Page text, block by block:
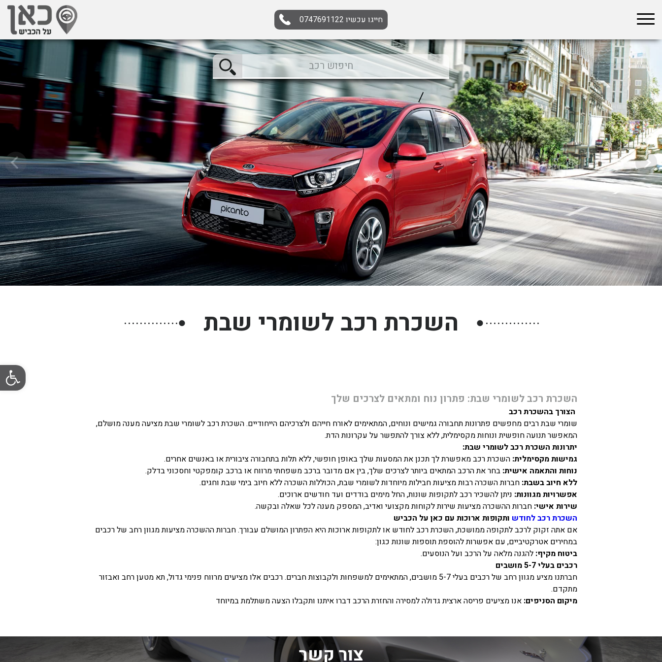
פתח
חייגו עכשיו 0747691122
בחר תתקטגוריה בחר מיקום
הכל
צפון
מרכז
דרום
במרכז
בצפון
בירושלים
ירושלים
בחיפה
חיפה
באשדוד
בפתח תקווה
בנתניה
● השכרת רכב לשומרי שבת ●
השכרת רכב לשומרי שבת: פתרון נוח ומתאים לצרכים שלך
הצורך בהשכרת רכב
שומרי שבת רבים מחפשים פתרונות תחבורה גמישים ונוחים, המתאימים לאורח חייהם ולצרכיהם הייחודיים. השכרת רכב לשומרי שבת מציעה מענה מושלם,
המאפשר תנועה חופשית ונוחות מקסימלית, ללא צורך להתפשר על עקרונות הדת.
יתרונות השכרת רכב לשומרי שבת:
גמישות מקסימלית: השכרת רכב מאפשרת לך תכנן את המסעות שלך באופן חופשי, ללא תלות בתחבורה ציבורית או באנשים אחרים.
נוחות והתאמה אישית: בחר את הרכב המתאים ביותר לצרכים שלך, בין אם מדובר ברכב משפחתי מרווח או ברכב קומפקטי וחסכוני בדלק.
ללא חיוב בשבת: חברות השכרה רבות מציעות חבילות מיוחדות לשומרי שבת, הכוללות השכרה ללא חיוב בימי שבת וחגים.
אפשרויות מגוונות: ניתן להשכיר רכב לתקופות שונות, החל מימים בודדים ועד חודשים ארוכים.
שירות אישי: חברות ההשכרה מציעות שירות לקוחות מקצועי ואדיב, המספק מענה לכל שאלה ובקשה.
השכרת רכב לחודש ותקופות ארוכות עם כאן על הכביש
אם אתה זקוק לרכב לתקופה ממושכת, השכרת רכב לחודש או לתקופות ארוכות היא הפתרון המושלם עבורך. חברות ההשכרה מציעות מגוון רחב של רכבים
במחירים אטרקטיביים, עם אפשרות להוספת תוספות שונות כגון:
ביטוח מקיף: להגנה מלאה על הרכב ועל הנוסעים.
רכבים בעלי 5-7 מושבים
חברתנו מציע מגוון רחב של רכבים בעלי 5-7 מושבים, המתאימים למשפחות ולקבוצות חברים. רכבים אלו מציעים מרווח פנימי גדול, תא מטען רחב ואבזור
מתקדם.
מיקום הסניפים: אנו מציעים פריסה ארצית גדולה למסירה והחזרת הרכב דברו איתנו ותקבלו הצעה משתלמת במיוחד
צור קשר